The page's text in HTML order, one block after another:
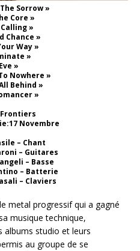
Sorrow »
Core »
»
Chance »
Way »
»
»
Nowhere »
Behind »
»
Novembre
– Chant
– Guitares
– Basse
– Batterie
– Claviers
metal progressif qui a gagné
musique technique,
albums studio et leurs
au groupe de se